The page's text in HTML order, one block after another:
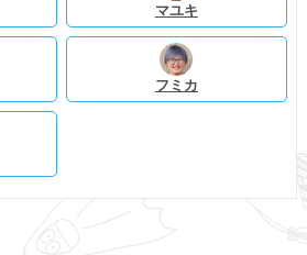
マユキ
フミカ